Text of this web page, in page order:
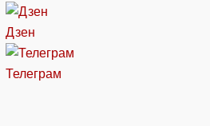
Дзен
Телеграм